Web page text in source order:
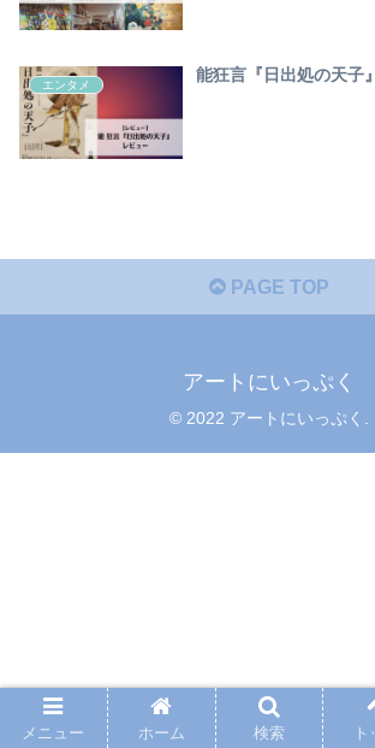
エンタメ
能狂言『日出処の天子
PAGE TOP
アートにいっぷく
© 2022 アートにいっぷく.
メニュー ホーム 検索